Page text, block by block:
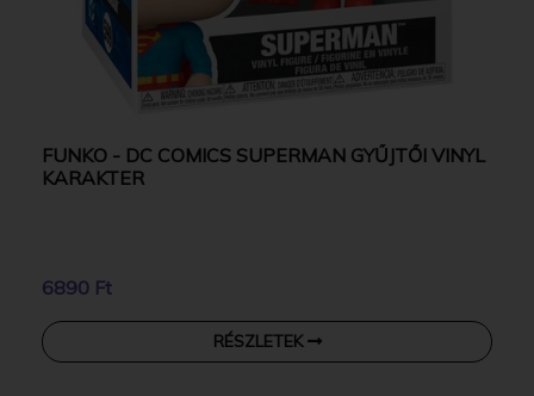
FUNKO - DC COMICS SUPERMAN GYŰJTŐI VINYL
KARAKTER
6890 Ft
RÉSZLETEK